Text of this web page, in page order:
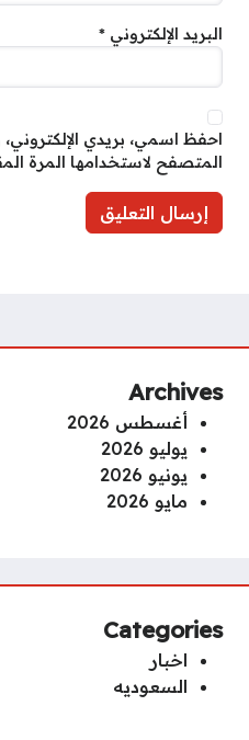
البريد الإلكتروني *
احفظ اسمي، بريدي الإلكتروني،
المتصفح لاستخدامها المرة
Archives
أغسطس 2026
يوليو 2026
يونيو 2026
مايو 2026
Categories
اخبار
السعوديه